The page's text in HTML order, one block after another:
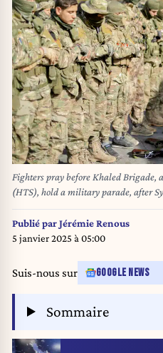
Fighters pray before Khaled
(HTS), hold a military parade, after
Damascus, Syria, December 27,
East Images/ABACAPRESS.COM
Publié parJérémie Renous
5 janvier 2025 à 05:00
Suis-nous sur GOOGLE NEWS
Sommaire